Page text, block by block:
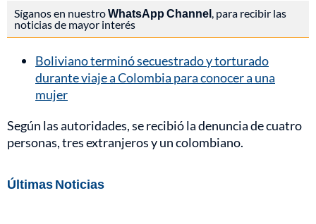
Síganos en nuestroWhatsApp Channel , para recibir las
noticias de mayor interés
Boliviano terminó secuestrado y torturado
durante viaje a Colombia para conocer a una
mujer
Según las autoridades, se recibió la denuncia de cuatro
personas, tres extranjeros y un colombiano.
Últimas Noticias